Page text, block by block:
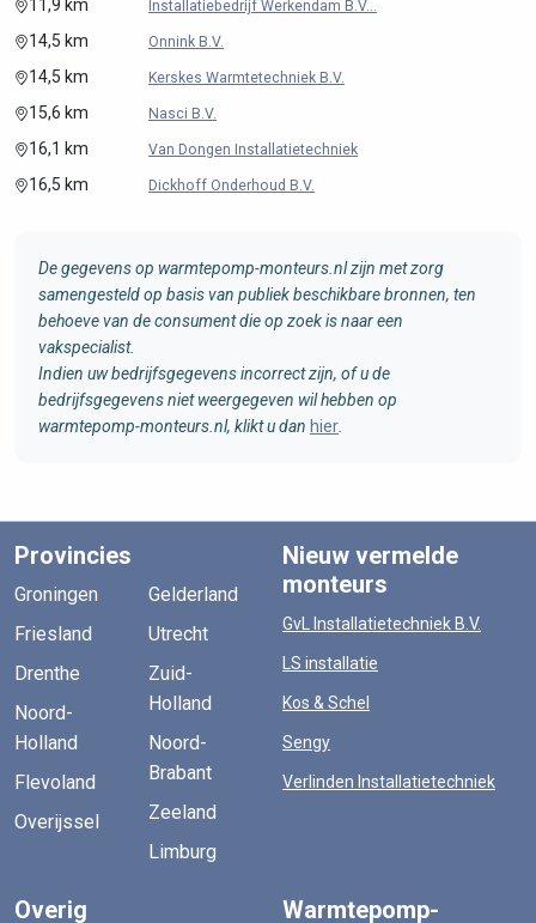
11,9 km Installatiebedrijf Werkendam B.V...
14,5 km Onnink B.V.
14,5 km Kerskes Warmtetechniek B.V.
15,6 km Nasci B.V.
16,1 km Van Dongen Installatietechniek
16,5 km Dickhoff Onderhoud B.V.
De gegevens op warmtepomp-monteurs.nl zijn met zorg
samengesteld op basis van publiek beschikbare bronnen, ten
behoeve van de consument die op zoek is naar een
vakspecialist.
Indien uw bedrijfsgegevens incorrect zijn, of u de
bedrijfsgegevens niet weergegeven wil hebben op
warmtepomp-monteurs.nl, klikt u dan hier
Provincies
Groningen
Friesland
Drenthe
Noord-
Holland
Flevoland
Overijssel
Gelderland
Utrecht
Zuid-
Holland
Noord-
Brabant
Zeeland
Limburg
Nieuw vermelde
monteurs
GvL Installatietechniek B.V.
LS installatie
Kos & Schel
Sengy
Verlinden Installatietechniek
Overig Warmtepomp-